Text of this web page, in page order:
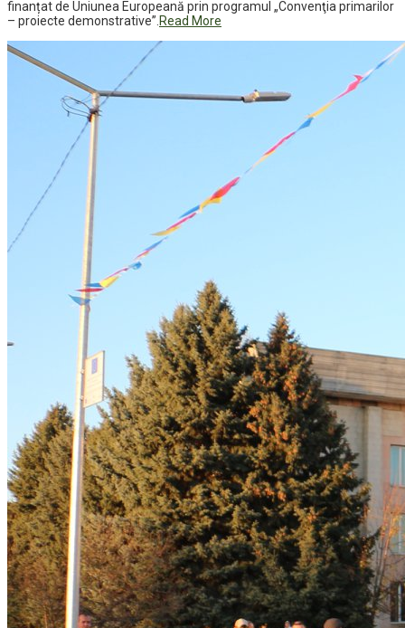
finanțat de Uniunea Europeană prin programul „Convenţia primarilor
– proiecte demonstrative”. Read More